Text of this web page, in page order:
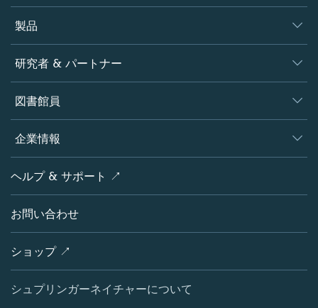
製品
ジャーナル
書籍
プラットフォーム
研究者 & パートナー
著者
編集者
オープンサイエンス
ポリシー
図書館員
概要
製品
ライセンス情報
ブログ
お問い合わせ
企業情報
会社概要
シュプリンガーネイチャーについて
採用情報
メディアセンター
ヘルプ & サポート ↗
お問い合わせ
ショップ ↗
シュプリンガーネイチャーについて